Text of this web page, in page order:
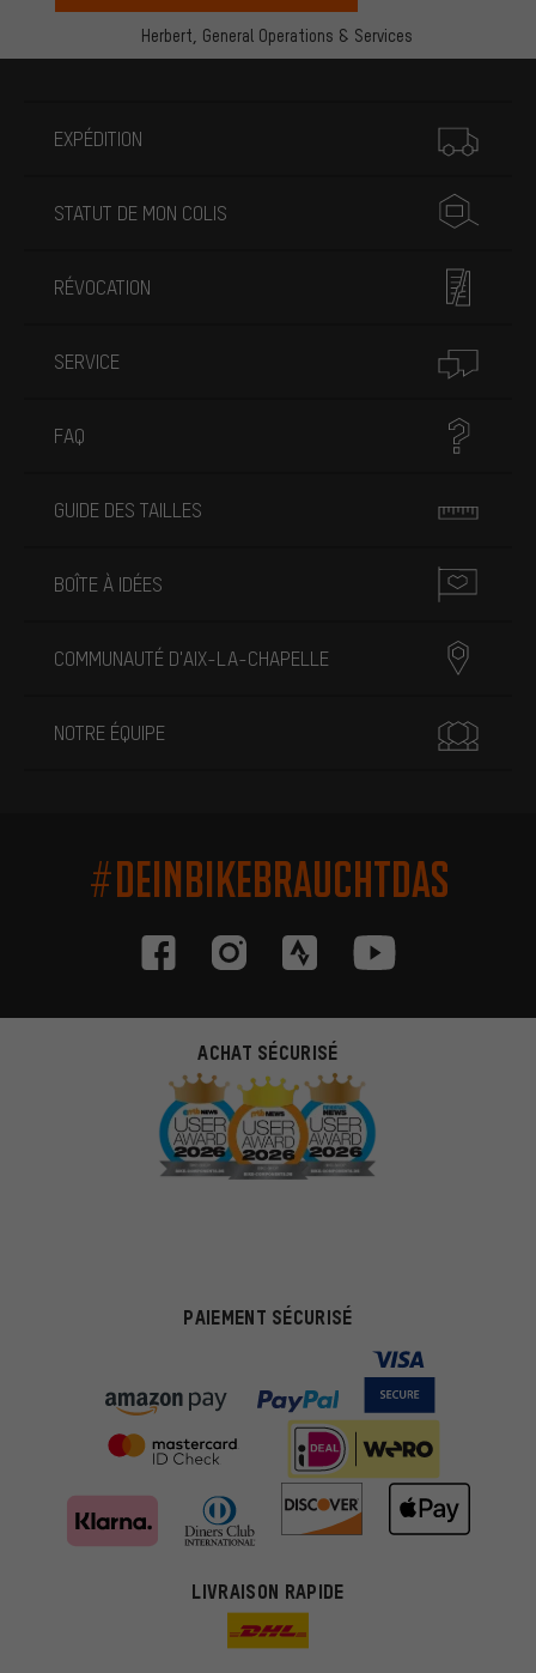
Herbert, General Operations & Services
EXPÉDITION
STATUT DE MON COLIS
RÉVOCATION
SERVICE
FAQ
GUIDE DES TAILLES
BOÎTE À IDÉES
COMMUNAUTÉ D'AIX-LA-CHAPELLE
NOTRE ÉQUIPE
#DEINBIKEBRAUCHTDAS
ACHAT SÉCURISÉ
PAIEMENT SÉCURISÉ
LIVRAISON RAPIDE